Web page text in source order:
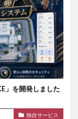
」を開発しました
独自サービス